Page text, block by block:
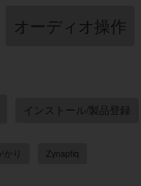
オーディオ操作
インストール/製品登録
かり Zynaptiq